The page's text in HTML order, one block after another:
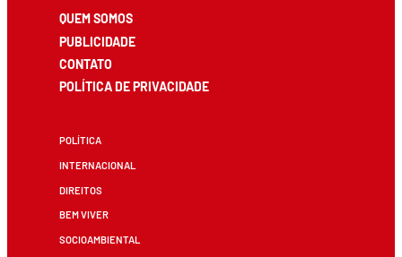
QUEM SOMOS
PUBLICIDADE
CONTATO
POLÍTICA DE PRIVACIDADE
POLÍTICA
INTERNACIONAL
DIREITOS
BEM VIVER
SOCIOAMBIENTAL